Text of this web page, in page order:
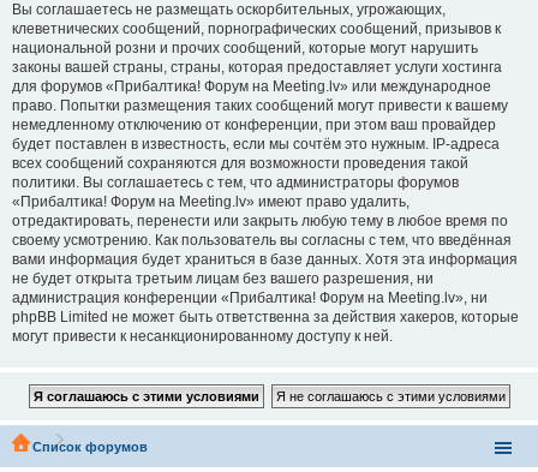
Вы соглашаетесь не размещать оскорбительных, угрожающих,
клеветнических сообщений, порнографических сообщений, призывов к
национальной розни и прочих сообщений, которые могут нарушить
законы вашей страны, страны, которая предоставляет услуги хостинга
для форумов «Прибалтика! Форум на Meeting.lv» или международное
право. Попытки размещения таких сообщений могут привести к вашему
немедленному отключению от конференции, при этом ваш провайдер
будет поставлен в известность, если мы сочтём это нужным. IP-адреса
всех сообщений сохраняются для возможности проведения такой
политики. Вы соглашаетесь с тем, что администраторы форумов
«Прибалтика! Форум на Meeting.lv» имеют право удалить,
отредактировать, перенести или закрыть любую тему в любое время по
своему усмотрению. Как пользователь вы согласны с тем, что введённая
вами информация будет храниться в базе данных. Хотя эта информация
не будет открыта третьим лицам без вашего разрешения, ни
администрация конференции «Прибалтика! Форум на Meeting.lv», ни
phpBB Limited не может быть ответственна за действия хакеров, которые
могут привести к несанкционированному доступу к ней.
Список форумов